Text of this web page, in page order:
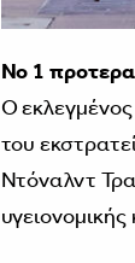
Νο 1
Ο
του
Ντόναλντ